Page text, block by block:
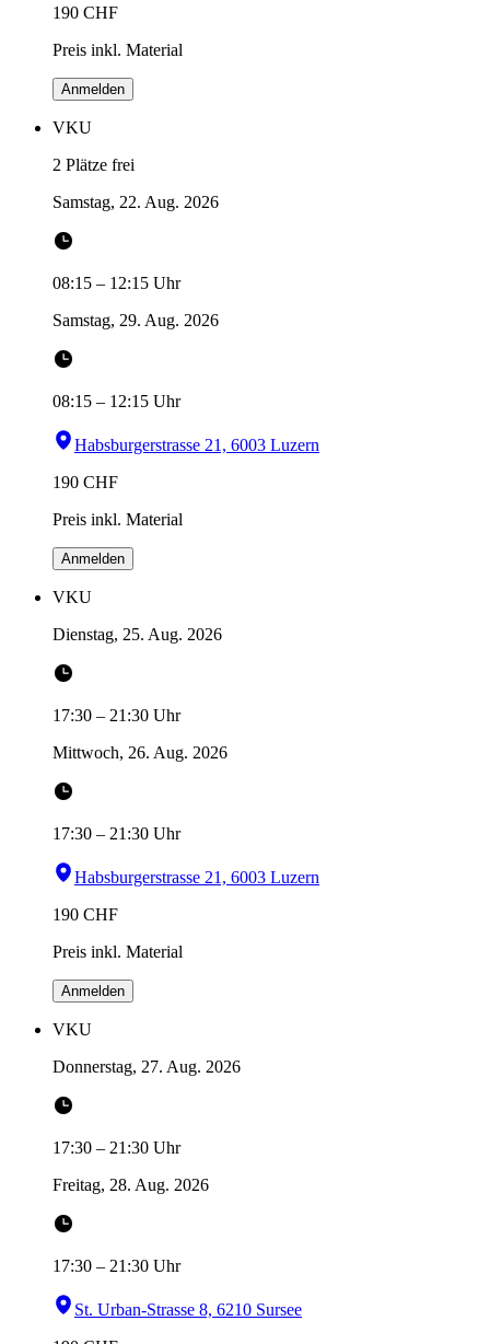
190 CHF
Preis inkl. Material
Anmelden
VKU
2 Plätze frei
Samstag, 22. Aug. 2026
08:15 – 12:15 Uhr
Samstag, 29. Aug. 2026
08:15 – 12:15 Uhr
Habsburgerstrasse 21, 6003 Luzern
190 CHF
Preis inkl. Material
Anmelden
VKU
Dienstag, 25. Aug. 2026
17:30 – 21:30 Uhr
Mittwoch, 26. Aug. 2026
17:30 – 21:30 Uhr
Habsburgerstrasse 21, 6003 Luzern
190 CHF
Preis inkl. Material
Anmelden
VKU
Donnerstag, 27. Aug. 2026
17:30 – 21:30 Uhr
Freitag, 28. Aug. 2026
17:30 – 21:30 Uhr
St. Urban-Strasse 8, 6210 Sursee